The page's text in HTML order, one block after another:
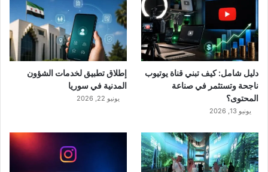
دليل شامل: كيف تبني قناة يوتيوب
ناجحة وتستثمر في صناعة
المحتوى؟
يونيو 13, 2026
إطلاق تطبيق لخدمات الشؤون
المدنية في سوريا
يونيو 22, 2026